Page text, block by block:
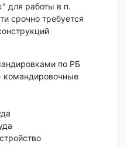
для работы в п.
срочно требуется
по РБ